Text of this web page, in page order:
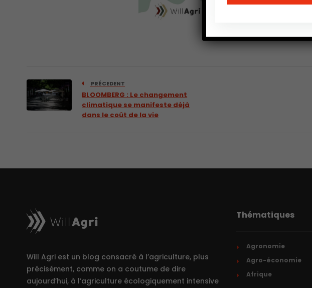
PRÉCEDENT
BLOOMBERG : Le changement
climatique se manifeste déjà
dans le coût de la vie
Will Agri est un blog consacré à l’agriculture, plus
précisément, comme on a coutume de dire
aujourd’hui, à l’agriculture écologiquement intensive
Thématiques
Agronomie
Agro-économie
Afrique